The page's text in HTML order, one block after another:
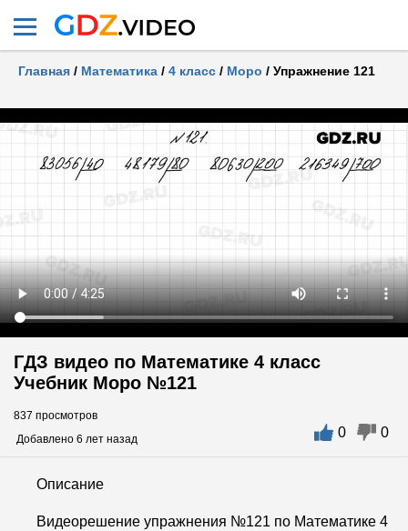
Главная / Математика / 4 класс / Моро / Упражнение 121
ГДЗ видео по Математике 4 класс
Учебник Моро №121
837 просмотров
Добавлено 6 лет назад
0 0
Описание
Видеорешение упражнения №121 по Математике 4